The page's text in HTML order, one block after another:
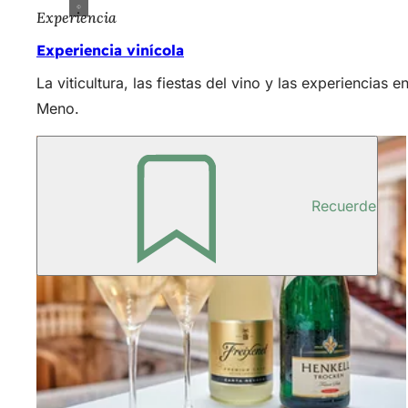
Experiencia
Experiencia vinícola
La viticultura, las fiestas del vino y las experiencias
Meno.
Recuerde